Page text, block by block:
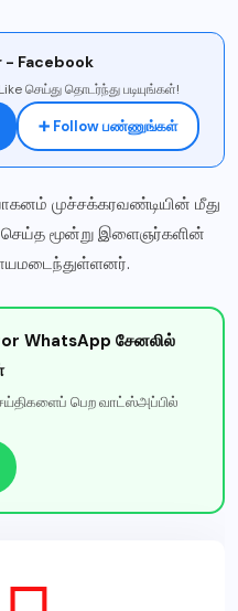
- Facebook
செய்து தொடர்ந்து படியுங்கள்!
➕ Follow பண்ணுங்கள்
முச்சக்கரவண்டியின் மீது
மூன்று இளைஞர்களின்
WhatsApp சேனலில்
பெற வாட்ஸ்அப்பில்